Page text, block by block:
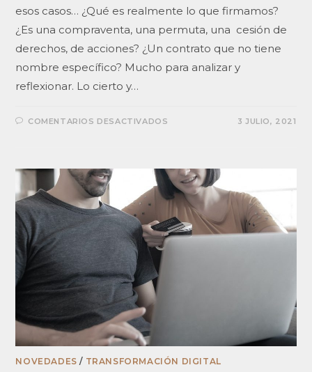
esos casos… ¿Qué es realmente lo que firmamos?
¿Es una compraventa, una permuta, una cesión de
derechos, de acciones? ¿Un contrato que no tiene
nombre específico? Mucho para analizar y
reflexionar. Lo cierto y…
COMENTARIOS DESACTIVADOS 3 JULIO, 2021
NOVEDADES / TRANSFORMACIÓN DIGITAL